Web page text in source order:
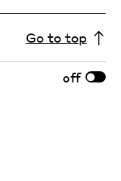
Go to top
off